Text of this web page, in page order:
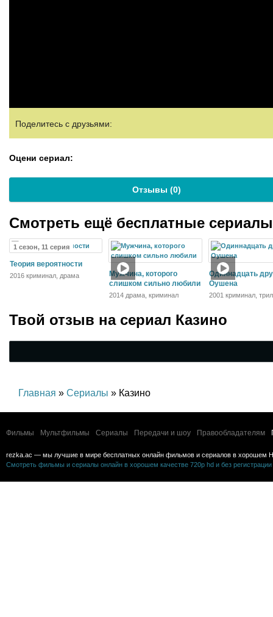
Поделитесь с друзьями:
Оцени сериал:
Отзывы (0)
Смотреть ещё бесплатные
1 сезон, 11 серия
Теория вероятности
2016 криминал, драма
Мужчина, которого
слишком сильно любили
2014 драма, криминал
Одиннадцать
Оушена
2001 криминал,
Твой отзыв на сериал Казино
Главная » Сериалы » Казино
Фильмы Мультфильмы Сериалы Передачи и шоу Правообладателям
rezka.ac — мы лучшие в мире бесплатных онлайн фильмов и сериалов в хорошем
Смотреть фильмы и сериалы онлайн в хорошем качестве 720p hd и без